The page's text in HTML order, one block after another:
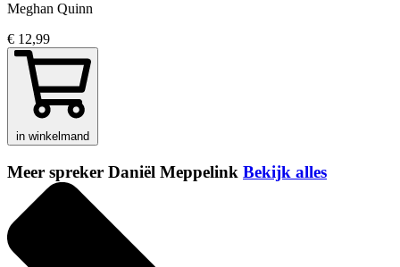
Meghan Quinn
€ 12,99
in winkelmand
Meer spreker Daniël Meppelink Bekijk alles